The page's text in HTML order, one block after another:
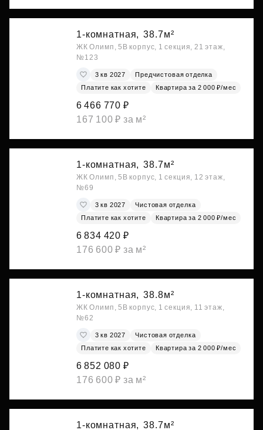
1-комнатная, 38.7м²
ЖК Олимп, 5В корпус, 1 секция, 21 этаж,
№123
3 кв 2027
Предчистовая отделка
Платите как хотите
Квартира за 2 000 ₽/мес
6 466 770 ₽
167 100 ₽ за м²
1-комнатная, 38.7м²
ЖК Олимп, 5В корпус, 1 секция, 12 этаж,
№69
3 кв 2027
Чистовая отделка
Платите как хотите
Квартира за 2 000 ₽/мес
6 834 420 ₽
176 600 ₽ за м²
1-комнатная, 38.8м²
ЖК Олимп, 5В корпус, 1 секция, 11 этаж,
№62
3 кв 2027
Чистовая отделка
Платите как хотите
Квартира за 2 000 ₽/мес
6 852 080 ₽
176 600 ₽ за м²
1-комнатная, 38.7м²